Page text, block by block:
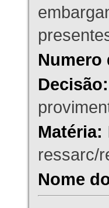
Numero
Decisão:
Matéria:
ressarc/
Nome